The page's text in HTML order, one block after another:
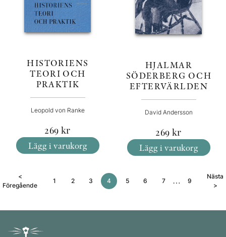
HISTORIENS
TEORI OCH
PRAKTIK
Leopold von Ranke
269 kr
Lägg i varukorg
HJALMAR
SÖDERBERG OCH
EFTERVÄRLDEN
David Andersson
269 kr
Lägg i varukorg
<
Föregående
1 2 3 4 5 6 7 … 9
Nästa
>